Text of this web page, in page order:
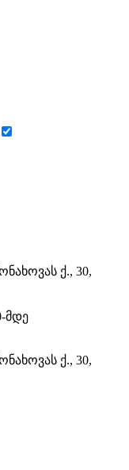
ქ., 30,
მდე
ქ., 30,